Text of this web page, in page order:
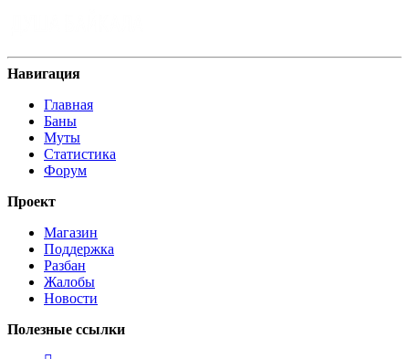
Навигация
Главная
Баны
Муты
Статистика
Форум
Проект
Магазин
Поддержка
Разбан
Жалобы
Новости
Полезные ссылки